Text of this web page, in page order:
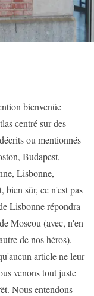
bienvenüe
centré sur des
ou mentionnés
Budapest,
Lisbonne,
sûr, ce n'est pas
Lisbonne répondra
Moscou (avec, n'en
de nos héros).
article ne leur
venons tout juste
Nous entendons